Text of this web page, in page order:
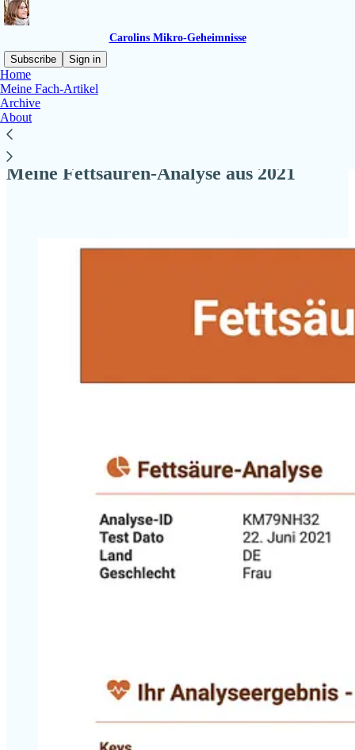
Carolins Mikro-Geheimnisse
Subscribe
Sign in
Home
Meine Fach-Artikel
Archive
About
Meine Fettsäuren-Analyse aus 2021